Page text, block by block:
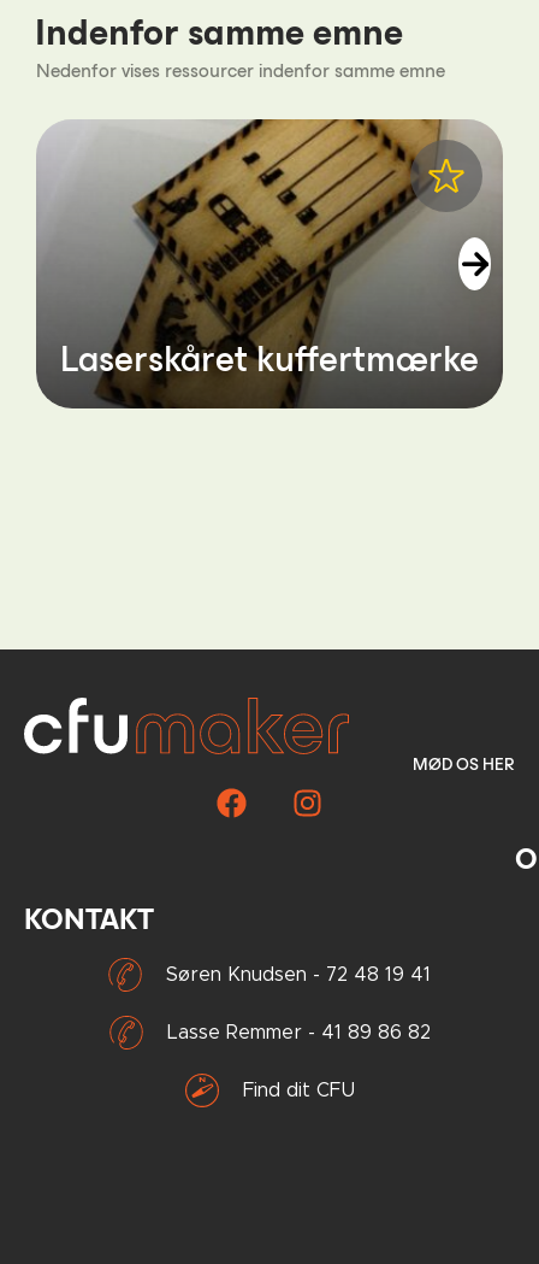
Indenfor samme emne
Nedenfor vises ressourcer indenfor samme emne
Laserskåret kuffertmærke
MØD OS HER
KONTAKT
Søren Knudsen - 72 48 19 41
Lasse Remmer - 41 89 86 82
Find dit CFU